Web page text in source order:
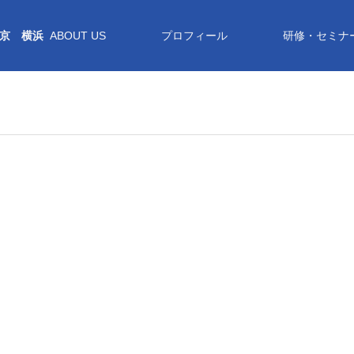
横浜 ABOUT US プロフィール 研修・セミナ